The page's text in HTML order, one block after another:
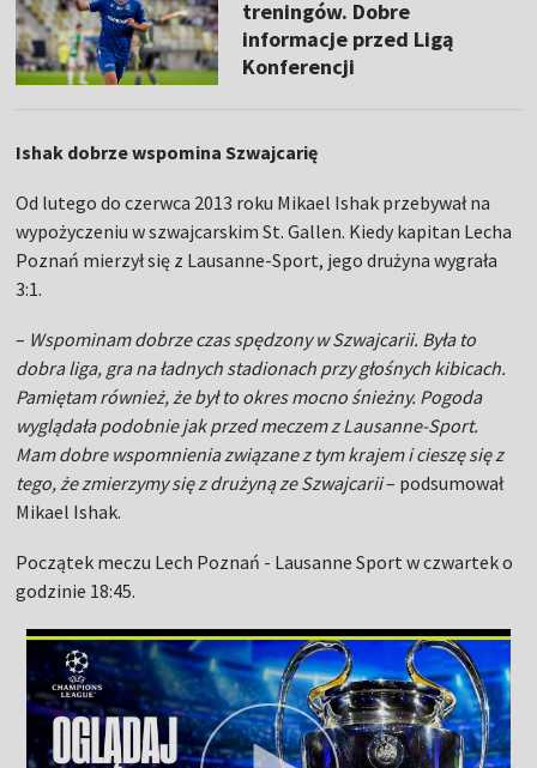
treningów. Dobre
informacje przed Ligą
Konferencji
Ishak dobrze wspomina Szwajcarię
Od lutego do czerwca 2013 roku Mikael Ishak przebywał na
wypożyczeniu w szwajcarskim St. Gallen. Kiedy kapitan Lecha
Poznań mierzył się z Lausanne-Sport, jego drużyna wygrała
3:1.
– Wspominam dobrze czas spędzony w Szwajcarii. Była to
dobra liga, gra na ładnych stadionach przy głośnych kibicach.
Pamiętam również, że był to okres mocno śnieżny. Pogoda
wyglądała podobnie jak przed meczem z Lausanne-Sport.
Mam dobre wspomnienia związane z tym krajem i cieszę się z
tego, że zmierzymy się z drużyną ze Szwajcarii– podsumował
Mikael Ishak.
Początek meczu Lech Poznań - Lausanne Sport w czwartek o
godzinie 18:45.